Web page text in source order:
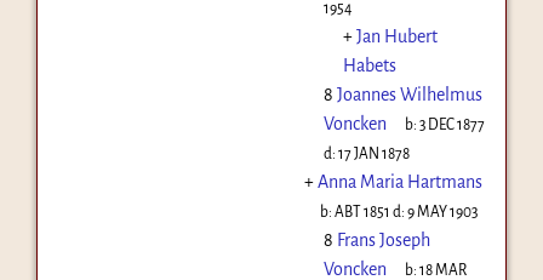
1954
+Jan Hubert
Habets
8 Joannes Wilhelmus
Voncken
b:3 DEC 1877
d: 17 JAN 1878
+Anna Maria Hartmans
b:ABT 1851 d:9 MAY 1903
8 Frans Joseph
Voncken
b:18 MAR